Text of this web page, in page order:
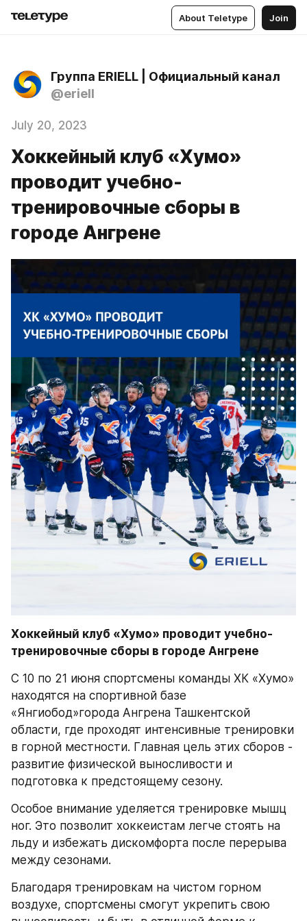
About Teletype Join
Группа ERIELL | Официальный канал
@eriell
July 20, 2023
Хоккейный клуб «Хумо»
проводит учебно-
тренировочные сборы в
городе Ангрене
Хоккейный клуб «Хумо» проводит учебно-
тренировочные сборы в городе Ангрене
С 10 по 21 июня спортсмены команды ХК «Хумо»
находятся на спортивной базе
«Янгиобод»города Ангрена Ташкентской
области, где проходят интенсивные тренировки
в горной местности. Главная цель этих сборов -
развитие физической выносливости и
подготовка к предстоящему сезону.
Особое внимание уделяется тренировке мышц
ног. Это позволит хоккеистам легче стоять на
льду и избежать дискомфорта после перерыва
между сезонами.
Благодаря тренировкам на чистом горном
воздухе, спортсмены смогут укрепить свою